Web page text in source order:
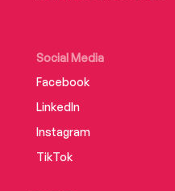
Social Media
Facebook
LinkedIn
Instagram
TikTok